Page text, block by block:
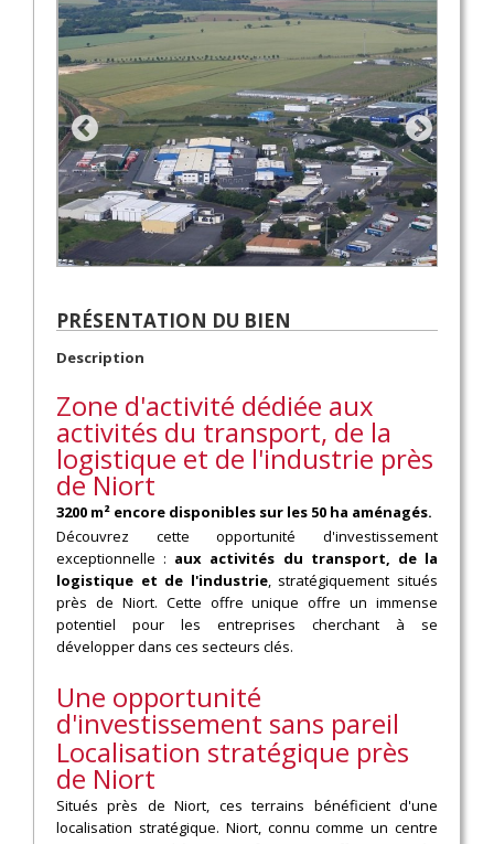
PRÉSENTATION DU BIEN
Description
Zone d'activité dédiée aux
activités du transport, de la
logistique et de l'industrie près
de Niort
3200 m² encore disponibles sur les 50 ha aménagés.
Découvrez cette opportunité d'investissement
exceptionnelle : aux activités du transport, de la
logistique et de l'industrie, stratégiquement situés
près de Niort. Cette offre unique offre un immense
potentiel pour les entreprises cherchant à se
développer dans ces secteurs clés.
Une opportunité
d'investissement sans pareil
Localisation stratégique près
de Niort
Situés près de Niort, ces terrains bénéficient d'une
localisation stratégique. Niort, connu comme un centre